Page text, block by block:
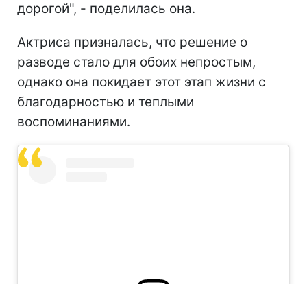
дорогой", - поделилась она.
Актриса призналась, что решение о
разводе стало для обоих непростым,
однако она покидает этот этап жизни с
благодарностью и теплыми
воспоминаниями.